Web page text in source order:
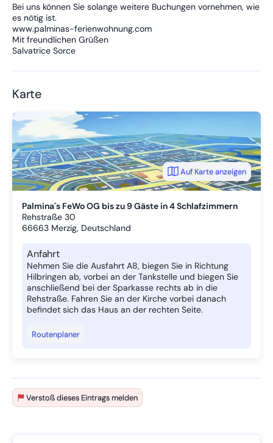
Bei uns können Sie solange weitere Buchungen vornehmen, wie
es nötig ist.
www.palminas-ferienwohnung.com
Mit freundlichen Grüßen
Salvatrice Sorce
Karte
Palmina´s FeWo OG bis zu 9 Gäste in 4 Schlafzimmern
Rehstraße 30
66663 Merzig, Deutschland
Anfahrt
Nehmen Sie die Ausfahrt A8, biegen Sie in Richtung
Hilbringen ab, vorbei an der Tankstelle und biegen Sie
anschließend bei der Sparkasse rechts ab in die
Rehstraße. Fahren Sie an der Kirche vorbei danach
befindet sich das Haus an der rechten Seite.
Routenplaner
Auf Karte anzeigen
Verstoß dieses Eintrags melden